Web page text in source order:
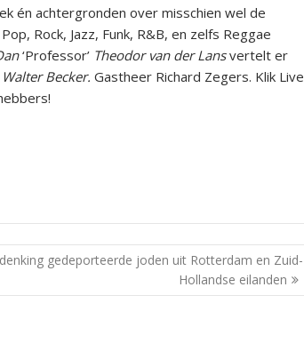
én achtergronden over misschien wel de
Rock, Jazz, Funk, R&B, en zelfs Reggae
‘Professor’ Theodor van der Lansvertelt er
Walter Becker. Gastheer Richard Zegers. Klik Live
gedeporteerde joden uit Rotterdam en Zuid-
Hollandse eilanden